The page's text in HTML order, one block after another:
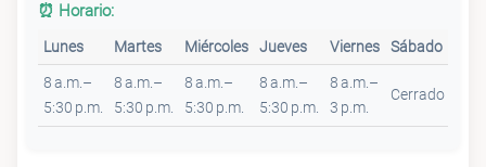
⏰ Horario:
Lunes Martes Miércoles Jueves Viernes Sábado
8 a.m.–
5:30 p.m.
8 a.m.–
5:30 p.m.
8 a.m.–
5:30 p.m.
8 a.m.–
5:30 p.m.
8 a.m.–
3 p.m.
Cerrado